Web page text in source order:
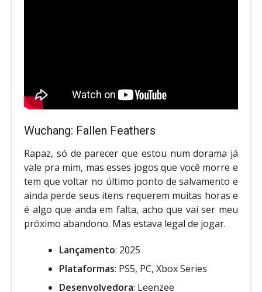
Wuchang: Fallen Feathers
Rapaz, só de parecer que estou num dorama já
vale pra mim, mas esses jogos que você morre e
tem que voltar no último ponto de salvamento e
ainda perde seus itens requerem muitas horas e
é algo que anda em falta, acho que vai ser meu
próximo abandono. Mas estava legal de jogar.
Lançamento: 2025
Plataformas: PS5, PC, Xbox Series
Desenvolvedora: Leenzee